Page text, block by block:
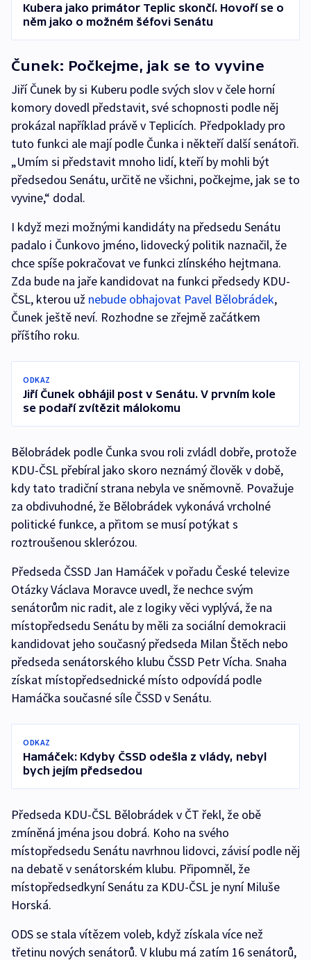
Kubera jako primátor Teplic skončí. Hovoří se o
něm jako o možném šéfovi Senátu
Čunek: Počkejme, jak se to vyvine
Jiří Čunek by si Kuberu podle svých slov v čele horní
komory dovedl představit, své schopnosti podle něj
prokázal například právě v Teplicích. Předpoklady pro
tuto funkci ale mají podle Čunka i někteří další senátoři.
„Umím si představit mnoho lidí, kteří by mohli být
předsedou Senátu, určitě ne všichni, počkejme, jak se to
vyvine,“ dodal.
I když mezi možnými kandidáty na předsedu Senátu
padalo i Čunkovo jméno, lidovecký politik naznačil, že
chce spíše pokračovat ve funkci zlínského hejtmana.
Zda bude na jaře kandidovat na funkci předsedy KDU-
ČSL, kterou už nebude obhajovat Pavel Bělobrádek,
Čunek ještě neví. Rozhodne se zřejmě začátkem
příštího roku.
ODKAZ
Jiří Čunek obhájil post v Senátu. V prvním kole
se podaří zvítězit málokomu
Bělobrádek podle Čunka svou roli zvládl dobře, protože
KDU-ČSL přebíral jako skoro neznámý člověk v době,
kdy tato tradiční strana nebyla ve sněmovně. Považuje
za obdivuhodné, že Bělobrádek vykonává vrcholné
politické funkce, a přitom se musí potýkat s
roztroušenou sklerózou.
Předseda ČSSD Jan Hamáček v pořadu České televize
Otázky Václava Moravce uvedl, že nechce svým
senátorům nic radit, ale z logiky věci vyplývá, že na
místopředsedu Senátu by měli za sociální demokracii
kandidovat jeho současný předseda Milan Štěch nebo
předseda senátorského klubu ČSSD Petr Vícha. Snaha
získat místopředsednické místo odpovídá podle
Hamáčka současné síle ČSSD v Senátu.
ODKAZ
Hamáček: Kdyby ČSSD odešla z vlády, nebyl
bych jejím předsedou
Předseda KDU-ČSL Bělobrádek v ČT řekl, že obě
zmíněná jména jsou dobrá. Koho na svého
místopředsedu Senátu navrhnou lidovci, závisí podle něj
na debatě v senátorském klubu. Připomněl, že
místopředsedkyní Senátu za KDU-ČSL je nyní Miluše
Horská.
ODS se stala vítězem voleb, když získala více než
třetinu nových senátorů. V klubu má zatím 16 senátorů,